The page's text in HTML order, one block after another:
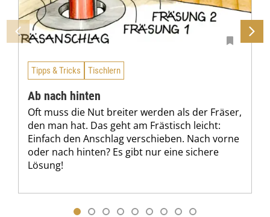
Tipps & Tricks Tischlern
Ab nach hinten
Oft muss die Nut breiter werden als der Fräser,
den man hat. Das geht am Frästisch leicht:
Einfach den Anschlag verschieben. Nach vorne
oder nach hinten? Es gibt nur eine sichere
Lösung!